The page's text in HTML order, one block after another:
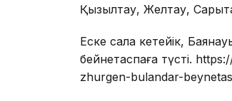
Қызылтау, Желтау,
Еске сала кетейік,
бейнетаспаға түсті.
zhurgen-bulandar-